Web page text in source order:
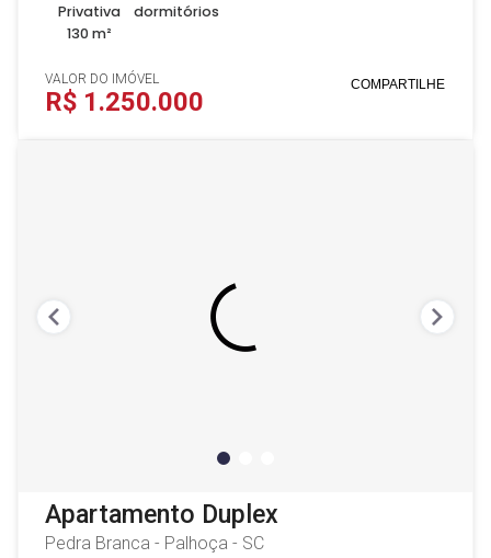
Privativa
130 m²
dormitórios
VALOR DO IMÓVEL
R$ 1.250.000
COMPARTILHE
Apartamento Duplex
Pedra Branca - Palhoça - SC